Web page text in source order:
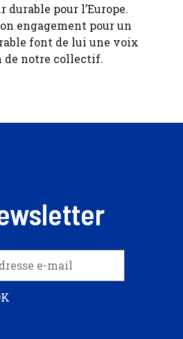
pour l’Europe.
engagement pour un
font de lui une voix
de notre collectif.